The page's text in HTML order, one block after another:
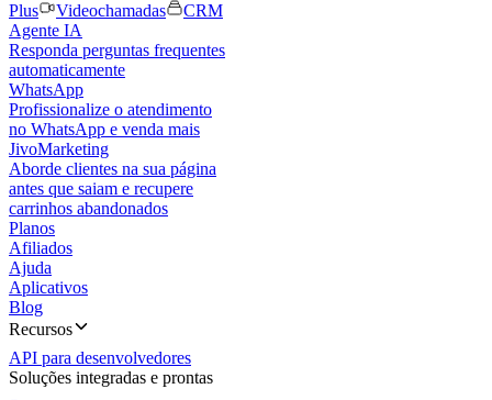
Plus
Videochamadas
CRM
Agente IA
Responda perguntas frequentes
automaticamente
WhatsApp
Profissionalize o atendimento
no WhatsApp e venda mais
JivoMarketing
Aborde clientes na sua página
antes que saiam e recupere
carrinhos abandonados
Planos
Afiliados
Ajuda
Aplicativos
Blog
Recursos
API para desenvolvedores
Soluções integradas e prontas